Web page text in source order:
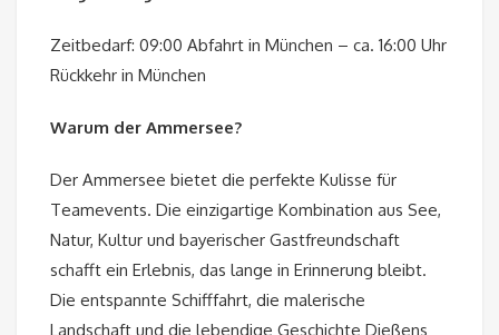
Zeitbedarf: 09:00 Abfahrt in München – ca. 16:00 Uhr
Rückkehr in München
Warum der Ammersee?
Der Ammersee bietet die perfekte Kulisse für
Teamevents. Die einzigartige Kombination aus See,
Natur, Kultur und bayerischer Gastfreundschaft
schafft ein Erlebnis, das lange in Erinnerung bleibt.
Die entspannte Schifffahrt, die malerische
Landschaft und die lebendige Geschichte Dießens